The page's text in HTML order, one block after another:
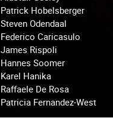
Patrick Hobelsberger
Steven Odendaal
Federico Caricasulo
James Rispoli
Hannes Soomer
Karel Hanika
Raffaele De Rosa
Patricia Fernandez-West